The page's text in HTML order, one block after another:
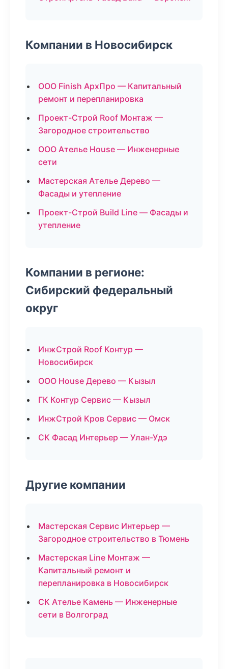
Компании в Новосибирск
ООО Finish АрхПро — Капитальный
ремонт и перепланировка
Проект-Строй Roof Монтаж —
Загородное строительство
ООО Ателье House — Инженерные
сети
Мастерская Ателье Дерево —
Фасады и утепление
Проект-Строй Build Line — Фасады и
утепление
Компании в регионе:
Сибирский федеральный
округ
ИнжСтрой Roof Контур —
Новосибирск
ООО House Дерево — Кызыл
ГК Контур Сервис — Кызыл
ИнжСтрой Кров Сервис — Омск
СК Фасад Интерьер — Улан-Удэ
Другие компании
Мастерская Сервис Интерьер —
Загородное строительство в Тюмень
Мастерская Line Монтаж —
Капитальный ремонт и
перепланировка в Новосибирск
СК Ателье Камень — Инженерные
сети в Волгоград